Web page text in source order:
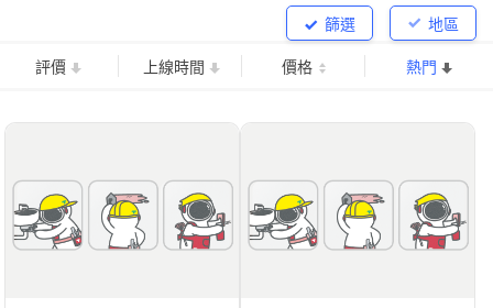
地區
篩選
評價 上線時間 價格 熱門